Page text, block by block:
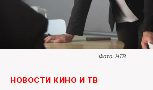
Новости кино и ТВ
Новости России
Политика
Новости мира
О НАС
Фото: НТВ
НОВОСТИ КИНО И ТВ